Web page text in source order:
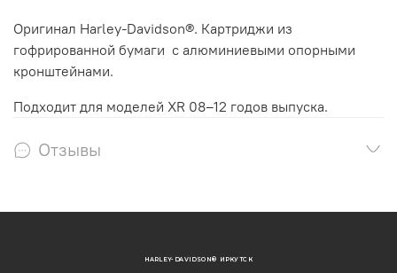
Оригинал Harley-Davidson®. Картриджи из
гофрированной бумаги с алюминиевыми опорными
кронштейнами.
Подходит для моделей XR 08–12 годов выпуска.
Отзывы
HARLEY-DAVIDSON® ИРКУТСК